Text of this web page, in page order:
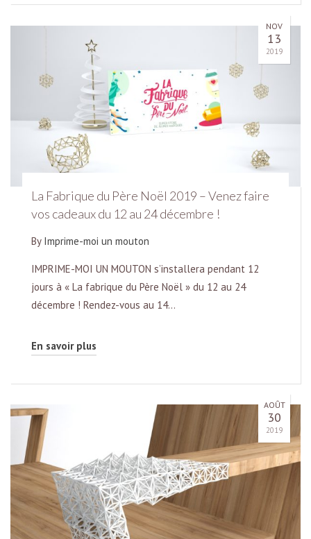
NOV
13
2019
La Fabrique du Père Noël 2019 – Venez faire
vos cadeaux du 12 au 24 décembre !
By Imprime-moi un mouton
IMPRIME-MOI UN MOUTON s’installera pendant 12
jours à « La fabrique du Père Noël » du 12 au 24
décembre ! Rendez-vous au 14…
En savoir plus
AOÛT
30
2019